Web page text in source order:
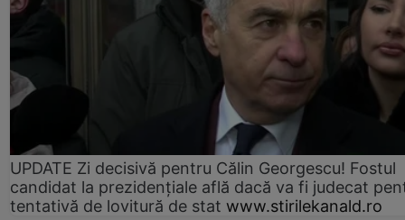
UPDATE Zi decisivă pentru Călin Georgescu! Fostul
candidat la prezidențiale află dacă va fi judecat
tentativă de lovitură de stat www.stirilekanald.ro